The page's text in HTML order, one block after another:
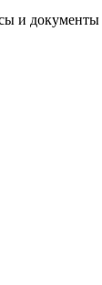
и документы